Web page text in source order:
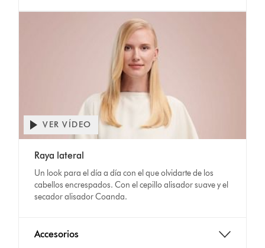
VER VÍDEO
Raya lateral
Un look para el día a día con el que olvidarte de los
cabellos encrespados. Con el cepillo alisador suave y el
secador alisador Coanda.
Accesorios